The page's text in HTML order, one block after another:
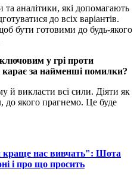
та аналітики, які допомагають
до всіх варіантів.
бути готовими до будь-якого
у грі проти
карає за найменші помилки?
й викласти всі сили. Діяти як
до якого прагнемо. Це буде
краще нас вивчать": Шота
і про що просить